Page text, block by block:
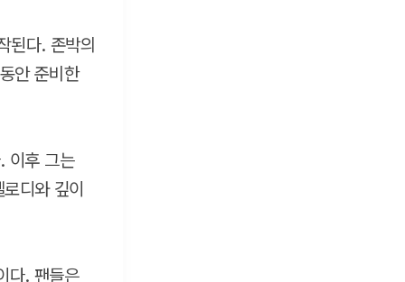
된다. 존박의
안 준비한
이후 그는
디와 깊이
다. 팬들은